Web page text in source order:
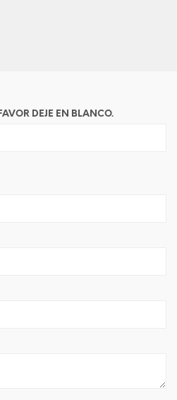
DEJE EN BLANCO.